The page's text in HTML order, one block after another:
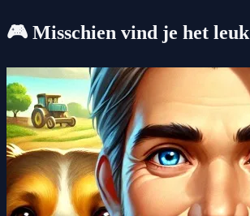
🎮 Misschien vind je het leuk